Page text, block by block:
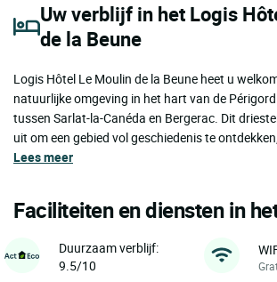
Uw verblijf in het Logis
de la Beune
Logis Hôtel Le Moulin de la Beune heet u
natuurlijke omgeving in het hart van de Périgord
tussen Sarlat-la-Canéda en Bergerac. Dit
uit om een gebied vol geschiedenis te
Lees meer
Faciliteiten en diensten in
Duurzaam verblijf:
9.5/10